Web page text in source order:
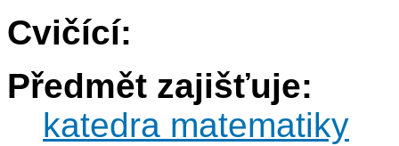
Cvičící:
Předmět zajišťuje:
katedra matematiky